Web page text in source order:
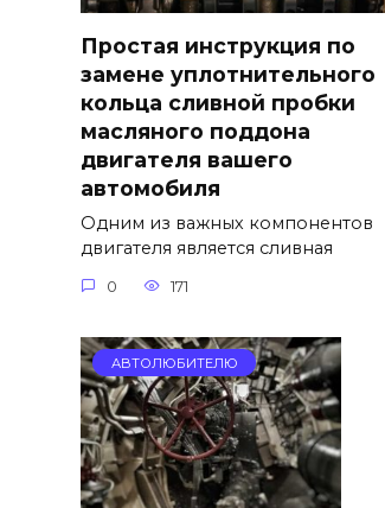
Простая инструкция по
замене уплотнительного
кольца сливной пробки
масляного поддона
двигателя вашего
автомобиля
Одним из важных компонентов
двигателя является сливная
0 171
АВТОЛЮБИТЕЛЮ